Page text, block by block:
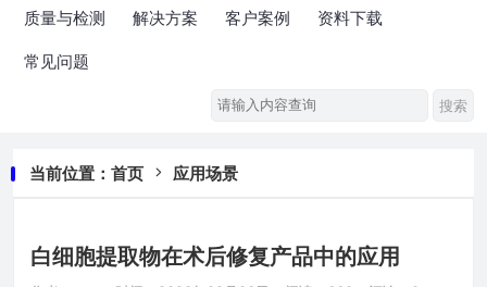
质量与检测 解决方案 客户案例 资料下载
常见问题
当前位置： 首页 应用场景
白细胞提取物在术后修复产品中的应用